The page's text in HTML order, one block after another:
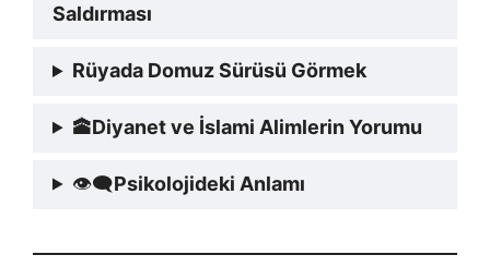
Saldırması
Rüyada Domuz Sürüsü Görmek
🕋Diyanet ve İslami Alimlerin Yorumu
👁‍🗨Psikolojideki Anlamı